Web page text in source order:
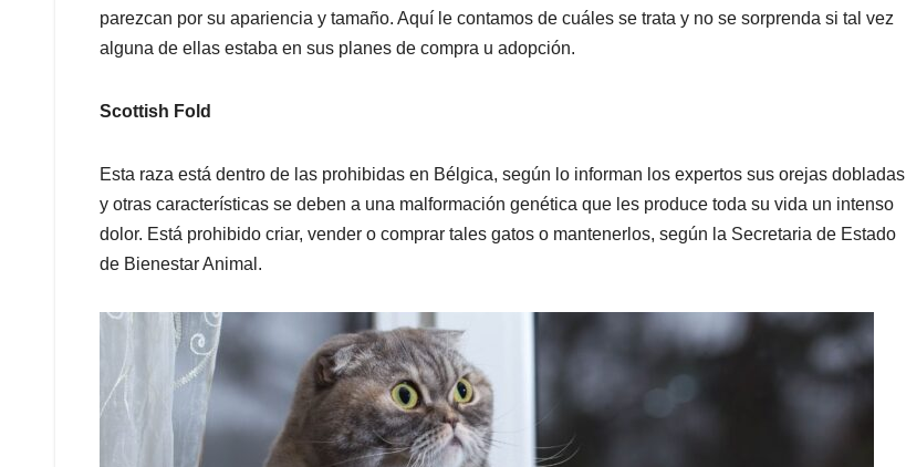
p
k
n
parezcan por su apariencia y tamaño. Aquí le contamos de cuáles se trata y no se sorprenda si tal vez
alguna de ellas estaba en sus planes de compra u adopción.
Scottish Fold
Esta raza está dentro de las prohibidas en Bélgica, según lo informan los expertos sus orejas dobladas
y otras características se deben a una malformación genética que les produce toda su vida un intenso
dolor. Está prohibido criar, vender o comprar tales gatos o mantenerlos, según la Secretaria de Estado
de Bienestar Animal.